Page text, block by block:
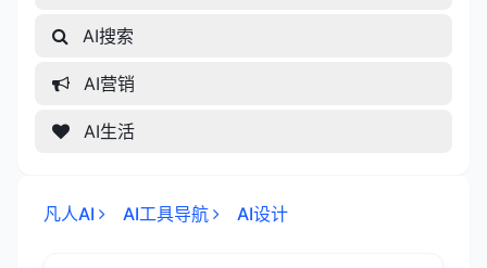
AI搜索
AI营销
AI生活
凡人AI AI工具导航 AI设计